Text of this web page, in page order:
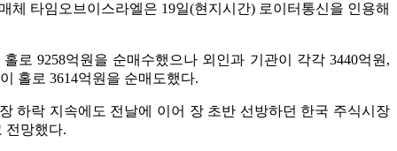
타임오브이스라엘은 19일(현지시간) 로이터통신을 인용해
로 9258억원을 순매수했으나 외인과 기관이 각각 3440억원,
홀로 3614억원을 순매도했다.
하락 지속에도 전날에 이어 장 초반 선방하던 한국 주식시장
전망했다.